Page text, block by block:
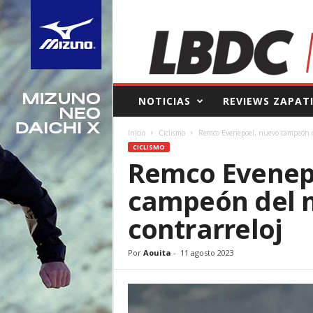
B
e
o
e
d
NOTICIAS REVIEWS
Inicio Ciclismo Remco Evenepoel, nuevo
CICLISMO
Remco
campeón del
contrarreloj
Por Aouita - 11 agosto 2023